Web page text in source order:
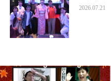
2026.07.21